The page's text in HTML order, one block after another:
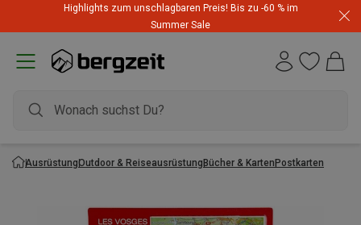
Highlights zum unschlagbaren Preis! Bis zu -60 % im
Summer Sale
AusrüstungOutdoor & ReiseausrüstungBücher & KartenPostkarten